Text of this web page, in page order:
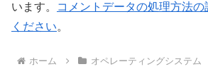
います。
コメントデータの処理方法
ください。
ホーム オペレーティングシステム